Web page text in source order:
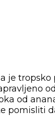
je tropsko
od
pomisliti